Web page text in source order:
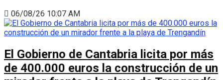
06/08/26 10:07 AM
El Gobierno de Cantabria licita por más
de 400.000 euros la construcción de un